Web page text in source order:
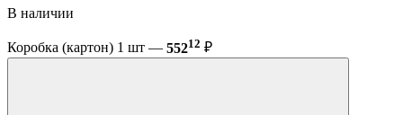
В наличии
Коробка (картон) 1 шт — 55212 ₽